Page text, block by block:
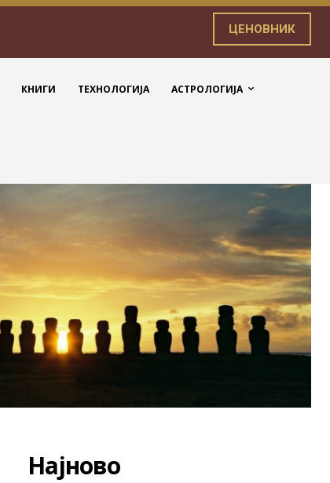
ЦЕНОВНИК
КНИГИ ТЕХНОЛОГИЈА АСТРОЛОГИЈА
Најново